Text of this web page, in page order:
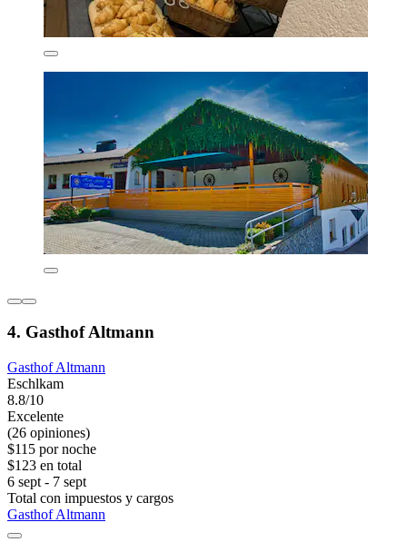
4. Gasthof Altmann
Gasthof Altmann
Eschlkam
8.8/10
Excelente
(26 opiniones)
$115 por noche
$123 en total
6 sept - 7 sept
Total con impuestos y cargos
Gasthof Altmann